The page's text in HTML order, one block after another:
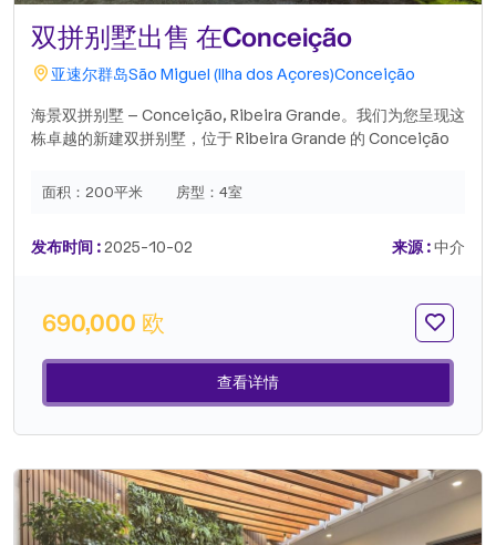
双拼别墅出售 在Conceição
亚速尔群岛São Miguel (Ilha dos Açores)Conceição
海景双拼别墅 – Conceição, Ribeira Grande。我们为您呈现这
栋卓越的新建双拼别墅，位于 Ribeira Grande 的 Conceição
其优质的装修、一览无余的海景以及靠近商业、服务和学校的优
为辅助住宅。 它拥有设备齐全的厨房、开放式客厅、一间舒适
米）：面积宽敞，其中 6 个嵌入式衣柜引人注目，这间公寓提
供出色的空间分布。 包括三间卧室（其中两间是套房）、一间
舒适的客厅、一间设备齐全的现代化厨房、一个可欣赏壮丽海景
的阳台，以及一间带放松按摩浴缸的完整浴室！在室外，该物业
拥有带烧烤设施的花园空间，并可停放 3 辆车。非常适合那些寻
出租两套公寓的投资者。该物业出售时包含所有家具。不要错过
这个独特的机会，在 Ribeira Grande 最受欢迎的地区之一生活
或投资。总土地面积：333.00 平方米建筑面积：128.40 平方米
总私人建筑面积：200.80 平方米1 楼私人建筑面积：128.40 平
方米底层私人建筑面积：72.40 平方米。.
面积： 200平米 房型： 4室
发布时间 :2025-10-02 来源 :中介
690,000 欧
查看详情